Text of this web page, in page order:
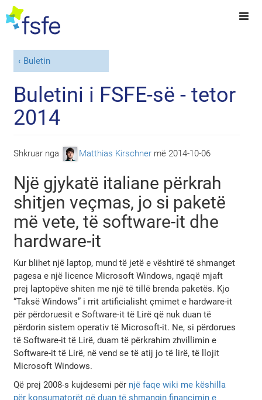
Buletin
Buletini i FSFE-së - tetor
2014
Shkruar nga Matthias Kirschner më 2014-10-06
Një gjykatë italiane përkrah
shitjen veçmas, jo si paketë
më vete, të software-it dhe
hardware-it
Kur blihet një laptop, mund të jetë e vështirë të shmanget
pagesa e një licence Microsoft Windows, ngaqë mjaft
prej laptopëve shiten me një të tillë brenda paketës. Kjo
“Taksë Windows” i rrit artificialisht çmimet e hardware-it
për përdoruesit e Software-it të Lirë që nuk duan të
përdorin sistem operativ të Microsoft-it. Ne, si përdorues
të Software-it të Lirë, duam të përkrahim zhvillimin e
Software-it të Lirë, në vend se të atij jo të lirë, të llojit
Microsoft Windows.
Që prej 2008-s kujdesemi për një faqe wiki me këshilla
për konsumatorët që duan të shmangin financimin e